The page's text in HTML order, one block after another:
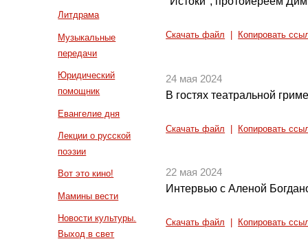
Литдрама
Музыкальные
передачи
Юридический
помощник
Евангелие дня
Лекции о русской
поэзии
Вот это кино!
Мамины вести
Новости культуры.
Выход в свет
Скачать файл Копировать
24 мая 2024
В гостях театральной
Скачать файл Копировать
22 мая 2024
Интервью с Аленой
Скачать файл Копировать